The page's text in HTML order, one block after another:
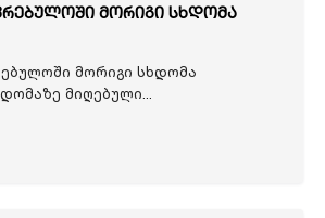
მორიგი სხდომა
მორიგი სხდომა
მიღებული...